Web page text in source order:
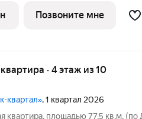
Позвоните мне
· 4 этаж из 10
квартал», 1 квартал 2026
квартира, площадью 77,5 кв.м.